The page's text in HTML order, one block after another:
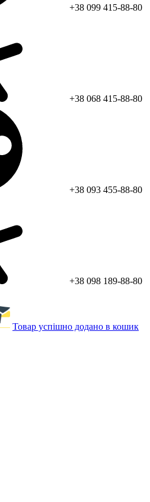
+38 099 415-88-80
+38 068 415-88-80
+38 093 455-88-80
+38 098 189-88-80
Товар успішно додано в кошик